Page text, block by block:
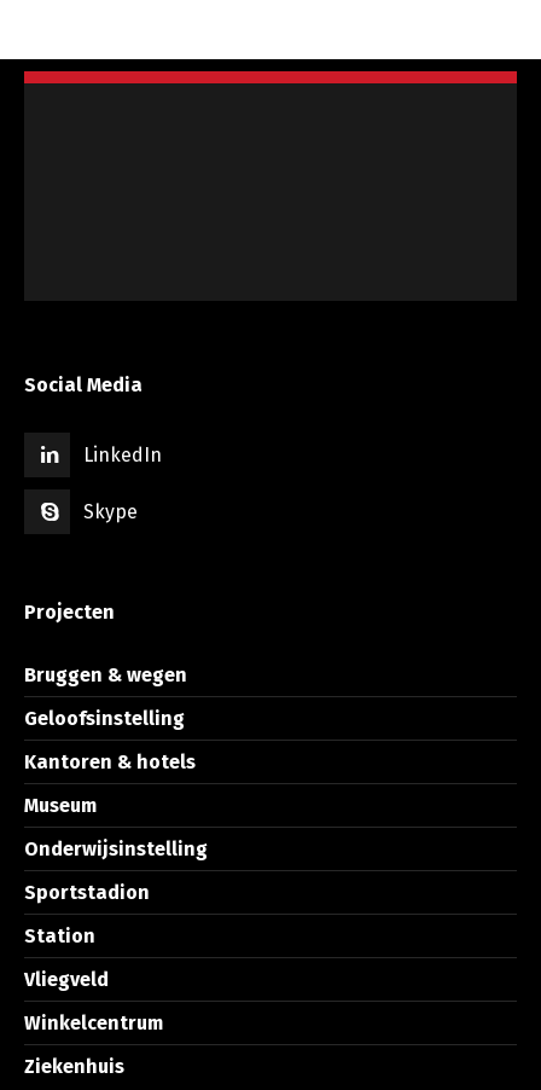
Social Media
LinkedIn
Skype
Projecten
Bruggen & wegen
Geloofsinstelling
Kantoren & hotels
Museum
Onderwijsinstelling
Sportstadion
Station
Vliegveld
Winkelcentrum
Ziekenhuis